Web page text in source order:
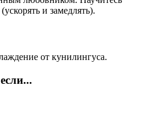
и замедлять).
от кунилингуса.